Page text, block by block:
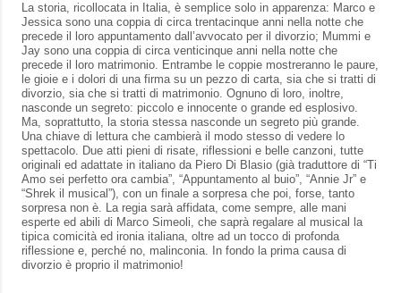
La storia, ricollocata in Italia, è semplice solo in apparenza: Marco e
Jessica sono una coppia di circa trentacinque anni nella notte che
precede il loro appuntamento dall’avvocato per il divorzio; Mummi e
Jay sono una coppia di circa venticinque anni nella notte che
precede il loro matrimonio. Entrambe le coppie mostreranno le paure,
le gioie e i dolori di una firma su un pezzo di carta, sia che si tratti di
divorzio, sia che si tratti di matrimonio. Ognuno di loro, inoltre,
nasconde un segreto: piccolo e innocente o grande ed esplosivo.
Ma, soprattutto, la storia stessa nasconde un segreto più grande.
Una chiave di lettura che cambierà il modo stesso di vedere lo
spettacolo. Due atti pieni di risate, riflessioni e belle canzoni, tutte
originali ed adattate in italiano da Piero Di Blasio (già traduttore di “Ti
Amo sei perfetto ora cambia”, “Appuntamento al buio”, “Annie Jr” e
“Shrek il musical”), con un finale a sorpresa che poi, forse, tanto
sorpresa non è. La regia sarà affidata, come sempre, alle mani
esperte ed abili di Marco Simeoli, che saprà regalare al musical la
tipica comicità ed ironia italiana, oltre ad un tocco di profonda
riflessione e, perché no, malinconia. In fondo la prima causa di
divorzio è proprio il matrimonio!